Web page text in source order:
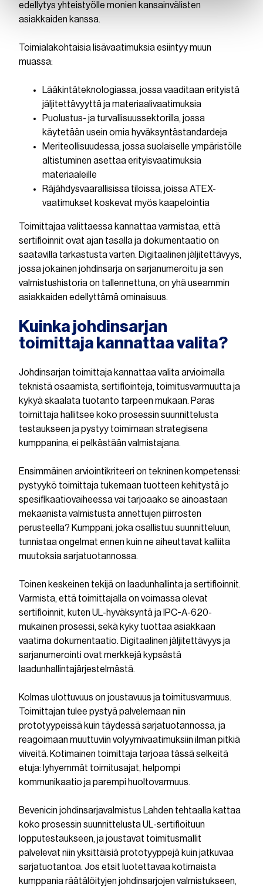
edellytys yhteistyölle monien kansainvälisten
asiakkaiden kanssa.
Toimialakohtaisia lisävaatimuksia esiintyy muun
muassa:
Lääkintäteknologiassa, jossa vaaditaan erityistä
jäljitettävyyttä ja materiaalivaatimuksia
Puolustus- ja turvallisuussektorilla, jossa
käytetään usein omia hyväksyntästandardeja
Meriteollisuudessa, jossa suolaiselle ympäristölle
altistuminen asettaa erityisvaatimuksia
materiaaleille
Räjähdysvaarallisissa tiloissa, joissa ATEX-
vaatimukset koskevat myös kaapelointia
Toimittajaa valittaessa kannattaa varmistaa, että
sertifioinnit ovat ajan tasalla ja dokumentaatio on
saatavilla tarkastusta varten. Digitaalinen jäljitettävyys,
jossa jokainen johdinsarja on sarjanumeroitu ja sen
valmistushistoria on tallennettuna, on yhä useammin
asiakkaiden edellyttämä ominaisuus.
Kuinka johdinsarjan
toimittaja kannattaa valita?
Johdinsarjan toimittaja kannattaa valita arvioimalla
teknistä osaamista, sertifiointeja, toimitusvarmuutta ja
kykyä skaalata tuotanto tarpeen mukaan. Paras
toimittaja hallitsee koko prosessin suunnittelusta
testaukseen ja pystyy toimimaan strategisena
kumppanina, ei pelkästään valmistajana.
Ensimmäinen arviointikriteeri on tekninen kompetenssi:
pystyykö toimittaja tukemaan tuotteen kehitystä jo
spesifikaatiovaiheessa vai tarjoaako se ainoastaan
mekaanista valmistusta annettujen piirrosten
perusteella? Kumppani, joka osallistuu suunnitteluun,
tunnistaa ongelmat ennen kuin ne aiheuttavat kalliita
muutoksia sarjatuotannossa.
Toinen keskeinen tekijä on laadunhallinta ja sertifioinnit.
Varmista, että toimittajalla on voimassa olevat
sertifioinnit, kuten UL-hyväksyntä ja IPC-A-620-
mukainen prosessi, sekä kyky tuottaa asiakkaan
vaatima dokumentaatio. Digitaalinen jäljitettävyys ja
sarjanumerointi ovat merkkejä kypsästä
laadunhallintajärjestelmästä.
Kolmas ulottuvuus on joustavuus ja toimitusvarmuus.
Toimittajan tulee pystyä palvelemaan niin
prototyypeissä kuin täydessä sarjatuotannossa, ja
reagoimaan muuttuviin volyymivaatimuksiin ilman pitkiä
viiveitä. Kotimainen toimittaja tarjoaa tässä selkeitä
etuja: lyhyemmät toimitusajat, helpompi
kommunikaatio ja parempi huoltovarmuus.
Bevenicin johdinsarjavalmistus Lahden tehtaalla kattaa
koko prosessin suunnittelusta UL-sertifioituun
lopputestaukseen, ja joustavat toimitusmallit
palvelevat niin yksittäisiä prototyyppejä kuin jatkuvaa
sarjatuotantoa. Jos etsit luotettavaa kotimaista
kumppania räätälöityjen johdinsarjojen valmistukseen,